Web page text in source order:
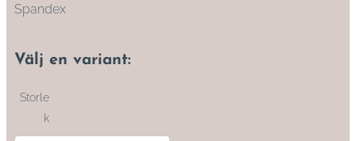
Spandex
Välj en variant:
Storle
k